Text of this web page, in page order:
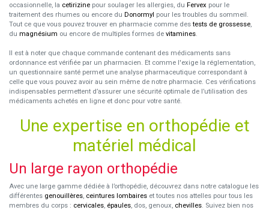
occasionnelle, la cetirizine pour soulager les allergies, du Fervex pour le
traitement des rhumes ou encore du Donormyl pour les troubles du sommeil.
Tout ce que vous pouvez trouver en pharmacie comme destests de grossesse,
du magnésium ou encore de multiples formes de vitamines.
Il est à noter que chaque commande contenant des médicaments sans
ordonnance est vérifiée par un pharmacien. Et comme l'exige la réglementation,
un questionnaire santé permet une analyse pharmaceutique correspondant à
celle que vous pouvez avoir au sein même de notre pharmacie. Ces vérifications
indispensables permettent d’assurer une sécurité optimale de l’utilisation des
médicaments achetés en ligne et donc pour votre santé.
Une expertise en orthopédie et
matériel médical
Un large rayon orthopédie
Avec une large gamme dédiée à l’orthopédie, découvrez dans notre catalogue les
différentes genouillères, ceintures lombaires et toutes nos attelles pour tous les
membres du corps : cervicales, épaules, dos, genoux, chevilles. Suivez bien nos